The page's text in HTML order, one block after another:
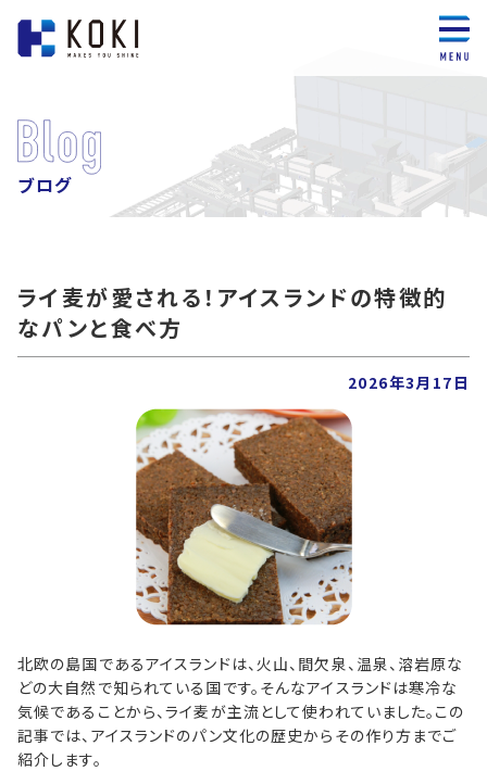
ブログ
ライ麦が愛される！アイスランドの特徴的
なパンと食べ方
2026年3月17日
北欧の島国であるアイスランドは、火山、間欠泉、温泉、溶岩原な
どの大自然で知られている国です。そんなアイスランドは寒冷な
気候であることから、ライ麦が主流として使われていました。この
記事では、アイスランドのパン文化の歴史からその作り方までご
紹介します。